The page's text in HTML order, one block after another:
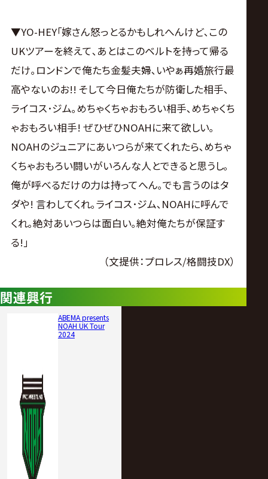
▼YO-HEY｢嫁さん怒っとるかもしれへんけど､この
UKツアーを終えて､あとはこのベルトを持って帰る
だけ｡ロンドンで俺たち金髪夫婦､いやぁ再婚旅行最
高やないのお!! そして今日俺たちが防衛した相手､
ライコス･ジム｡めちゃくちゃおもろい相手､めちゃくち
ゃおもろい相手! ぜひぜひNOAHに来て欲しい｡
NOAHのジュニアにあいつらが来てくれたら､めちゃ
くちゃおもろい闘いがいろんな人とできると思うし｡
俺が呼べるだけの力は持ってへん｡でも言うのはタ
ダや! 言わしてくれ｡ライコス･ジム､NOAHに呼んで
くれ｡絶対あいつらは面白い｡絶対俺たちが保証す
る!｣
（文提供：プロレス/格闘技DX）
関連興行
ABEMA presents
NOAH UK Tour
2024